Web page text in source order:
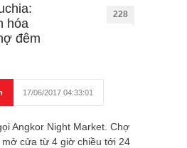
hóa
đêm
228
17/06/2017 04:33:01
Angkor Night Market. Chợ
cửa từ 4 giờ chiều tới 24